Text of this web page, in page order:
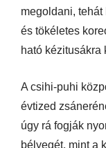
megoldani,
és tökéletes
ható kézitusákra
A csihi-puhi
évtized
úgy rá fogják
bélyegét, mint a